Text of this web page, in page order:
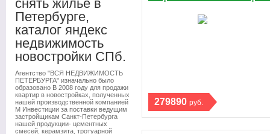
снять жилье в
Петербурге,
каталог яндекс
недвижимость
новостройки СПб.
Агентство "ВСЯ НЕДВИЖИМОСТЬ
ПЕТЕРБУРГА" изначально было
образовано В 2008 году для продажи
квартир в новостройках, полученных
нашей производственной компанией
М Инвестиции за поставки ведущим
застройщикам Санкт-Петербурга
нашей продукции- цементных
смесей, керамзита, тротуарной
279890 руб.